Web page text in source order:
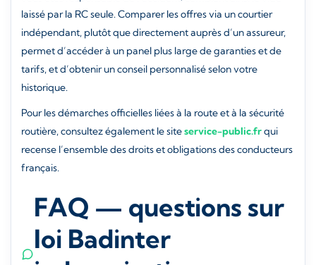
laissé par la RC seule. Comparer les offres via un courtier
indépendant, plutôt que directement auprès d’un assureur,
permet d’accéder à un panel plus large de garanties et de
tarifs, et d’obtenir un conseil personnalisé selon votre
historique.
Pour les démarches officielles liées à la route et à la sécurité
routière, consultez également le siteservice-public.frqui
recense l’ensemble des droits et obligations des conducteurs
français.
FAQ — questions sur
loi Badinter